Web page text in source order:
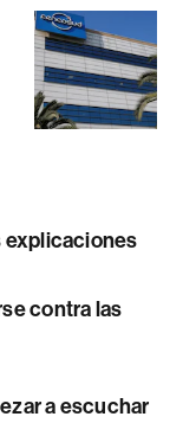
explicaciones
contra las
a escuchar